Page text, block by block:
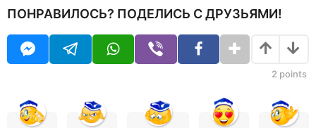
ПОНРАВИЛОСЬ? ПОДЕЛИСЬ С ДРУЗЬЯМИ!
2 points